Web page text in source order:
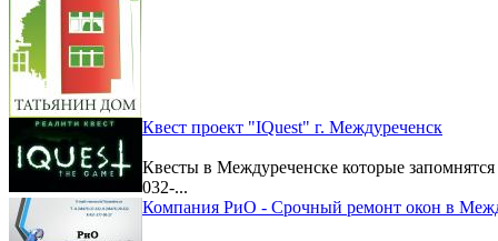
Квест проект "IQuest" г. Междуреченск
Квесты в Междуреченске которые
032-...
Компания РиО - Срочный ремонт окон в